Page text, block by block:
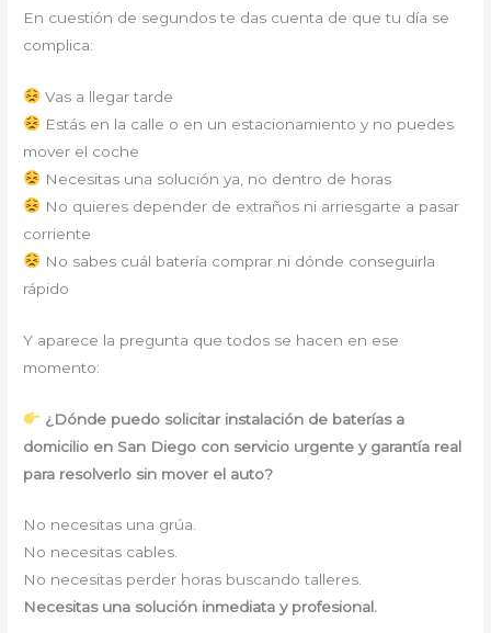
En cuestión de segundos te das cuenta de que tu día se
complica:
Vas a llegar tarde
Estás en la calle o en un estacionamiento y no puedes
mover el coche
Necesitas una solución ya, no dentro de horas
No quieres depender de extraños ni arriesgarte a pasar
corriente
No sabes cuál batería comprar ni dónde conseguirla
rápido
Y aparece la pregunta que todos se hacen en ese
momento:
¿Dónde puedo solicitar instalación de baterías a
domicilio en San Diego con servicio urgente y garantía real
para resolverlo sin mover el auto?
No necesitas una grúa.
No necesitas cables.
No necesitas perder horas buscando talleres.
Necesitas una solución inmediata y profesional.